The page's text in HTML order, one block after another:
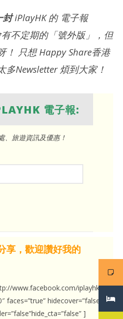
封iPlayHK 的 電子報
不定期的「號外版」，但
！ 只想 Happy Share香港
多Newsletter 煩到大家！
電子報:
、旅遊資訊及優惠！
享，歡迎讚好我的
www.facebook.com/iplayhk”
faces=”true” hidecover=”false”
]